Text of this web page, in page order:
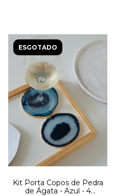
ESGOTADO
Kit Porta Copos de Pedra
de Ágata - Azul - 4